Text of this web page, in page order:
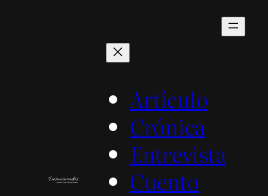
Artículo
Crónica
Entrevista
Cuento